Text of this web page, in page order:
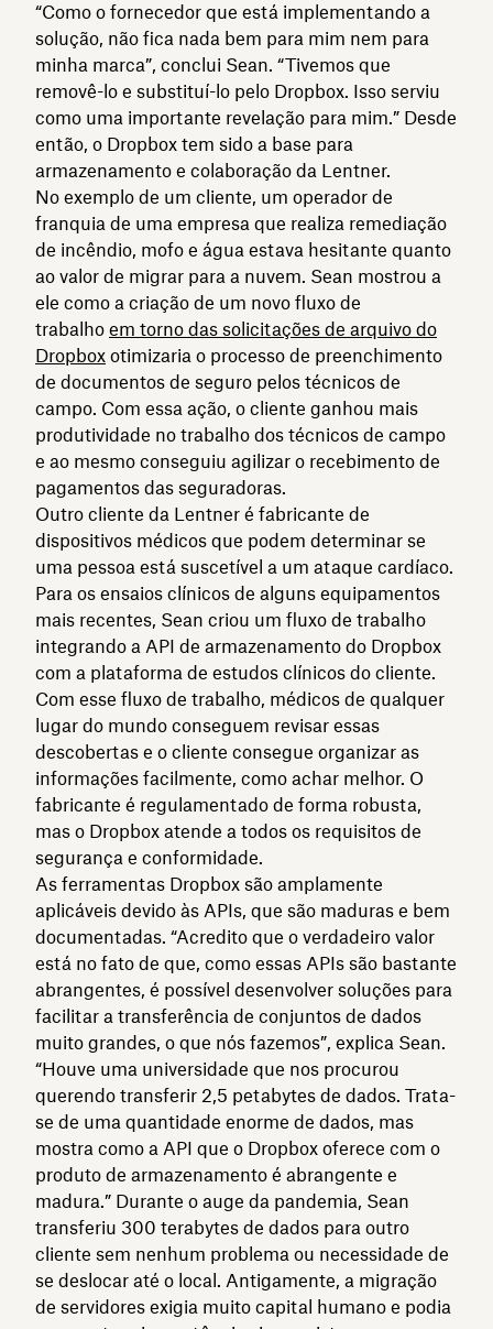
“Como o fornecedor que está implementando a
solução, não fica nada bem para mim nem para
minha marca”, conclui Sean. “Tivemos que
removê-lo e substituí-lo pelo Dropbox. Isso serviu
como uma importante revelação para mim.” Desde
então, o Dropbox tem sido a base para
armazenamento e colaboração da Lentner.
No exemplo de um cliente, um operador de
franquia de uma empresa que realiza remediação
de incêndio, mofo e água estava hesitante quanto
ao valor de migrar para a nuvem. Sean mostrou a
ele como a criação de um novo fluxo de
trabalho em torno das solicitações de arquivo do
Dropbox otimizaria o processo de preenchimento
de documentos de seguro pelos técnicos de
campo. Com essa ação, o cliente ganhou mais
produtividade no trabalho dos técnicos de campo
e ao mesmo conseguiu agilizar o recebimento de
pagamentos das seguradoras.
Outro cliente da Lentner é fabricante de
dispositivos médicos que podem determinar se
uma pessoa está suscetível a um ataque cardíaco.
Para os ensaios clínicos de alguns equipamentos
mais recentes, Sean criou um fluxo de trabalho
integrando a API de armazenamento do Dropbox
com a plataforma de estudos clínicos do cliente.
Com esse fluxo de trabalho, médicos de qualquer
lugar do mundo conseguem revisar essas
descobertas e o cliente consegue organizar as
informações facilmente, como achar melhor. O
fabricante é regulamentado de forma robusta,
mas o Dropbox atende a todos os requisitos de
segurança e conformidade.
As ferramentas Dropbox são amplamente
aplicáveis devido às APIs, que são maduras e bem
documentadas. “Acredito que o verdadeiro valor
está no fato de que, como essas APIs são bastante
abrangentes, é possível desenvolver soluções para
facilitar a transferência de conjuntos de dados
muito grandes, o que nós fazemos”, explica Sean.
“Houve uma universidade que nos procurou
querendo transferir 2,5 petabytes de dados. Trata-
se de uma quantidade enorme de dados, mas
mostra como a API que o Dropbox oferece com o
produto de armazenamento é abrangente e
madura.” Durante o auge da pandemia, Sean
transferiu 300 terabytes de dados para outro
cliente sem nenhum problema ou necessidade de
se deslocar até o local. Antigamente, a migração
de servidores exigia muito capital humano e podia